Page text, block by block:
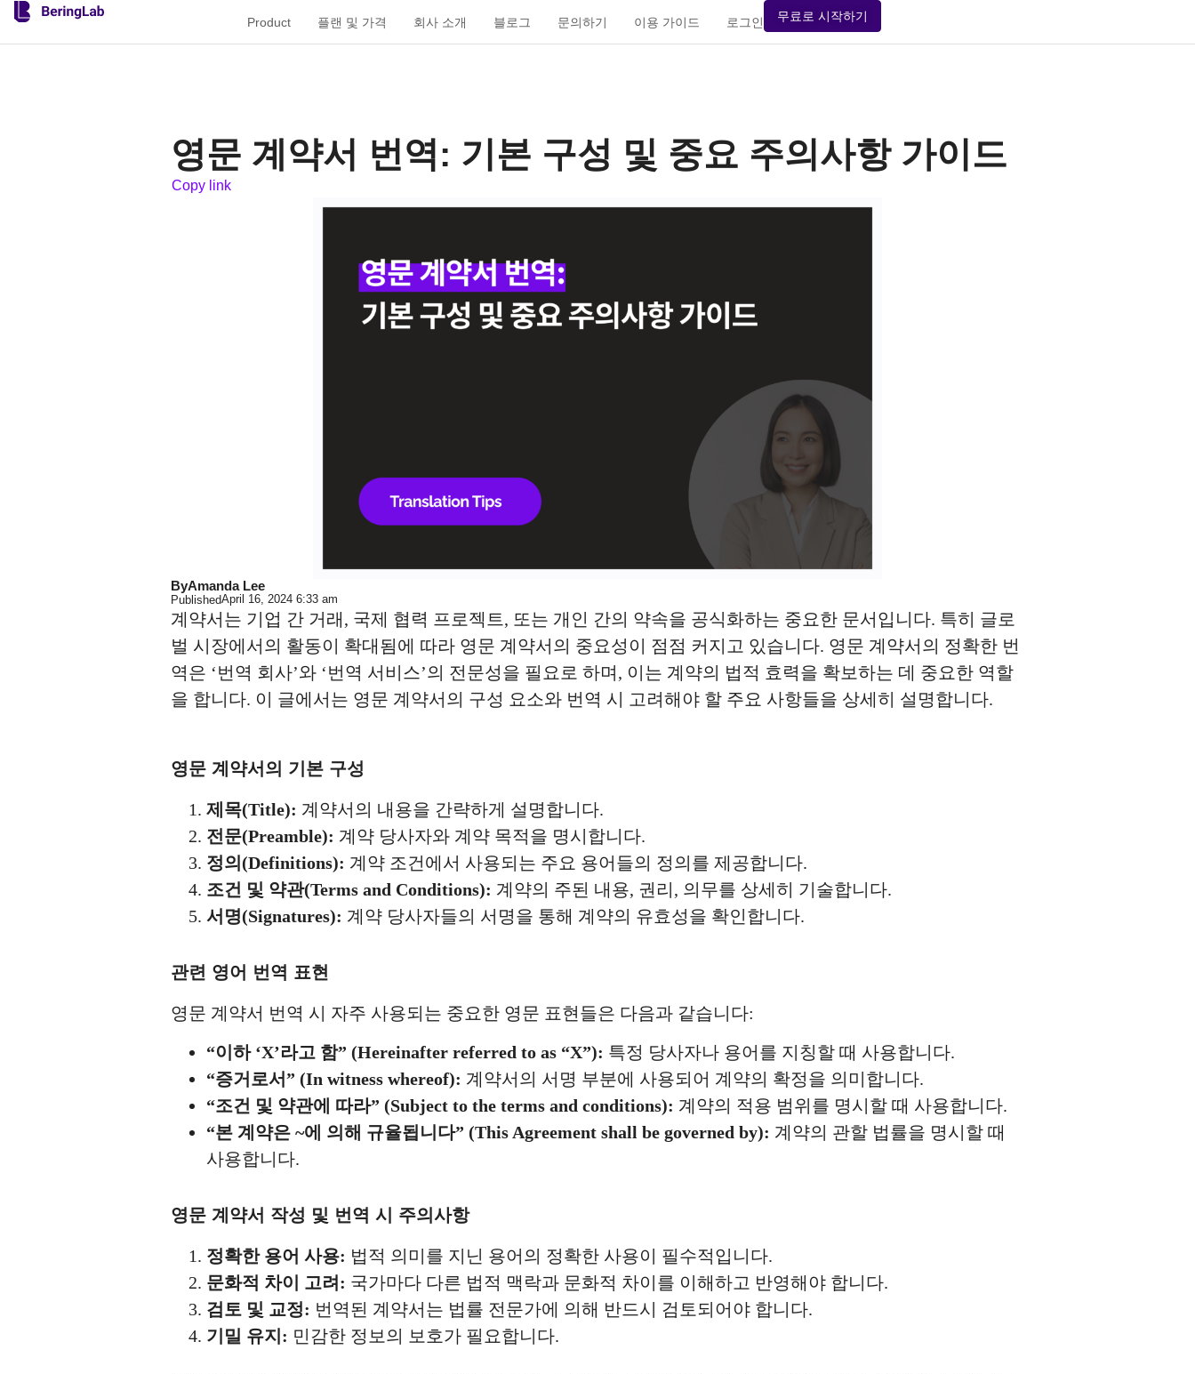
Product 플랜 및 가격 회사 소개 블로그 문의하기 이용 가이드 로그인 무료로 시작하기
영문 계약서 번역: 기본 구성 및 중요 주의사항 가이드
Copy link
ByAmanda Lee
PublishedApril 16, 2024 6:33 am
계약서는 기업 간 거래, 국제 협력 프로젝트, 또는 개인 간의 약속을 공식화하는 중요한 문서입니다. 특히 글로
벌 시장에서의 활동이 확대됨에 따라 영문 계약서의 중요성이 점점 커지고 있습니다. 영문 계약서의 정확한 번
역은 ‘번역 회사’와 ‘번역 서비스’의 전문성을 필요로 하며, 이는 계약의 법적 효력을 확보하는 데 중요한 역할
을 합니다. 이 글에서는 영문 계약서의 구성 요소와 번역 시 고려해야 할 주요 사항들을 상세히 설명합니다.
영문 계약서의 기본 구성
제목(Title): 계약서의 내용을 간략하게 설명합니다.
전문(Preamble): 계약 당사자와 계약 목적을 명시합니다.
정의(Definitions): 계약 조건에서 사용되는 주요 용어들의 정의를 제공합니다.
조건 및 약관(Terms and Conditions): 계약의 주된 내용, 권리, 의무를 상세히 기술합니다.
서명(Signatures): 계약 당사자들의 서명을 통해 계약의 유효성을 확인합니다.
관련 영어 번역 표현
영문 계약서 번역 시 자주 사용되는 중요한 영문 표현들은 다음과 같습니다:
“이하 ‘X’라고 함” (Hereinafter referred to as “X”): 특정 당사자나 용어를 지칭할 때 사용합니다.
“증거로서” (In witness whereof): 계약서의 서명 부분에 사용되어 계약의 확정을 의미합니다.
“조건 및 약관에 따라” (Subject to the terms and conditions): 계약의 적용 범위를 명시할 때 사용합니다.
“본 계약은 ~에 의해 규율됩니다” (This Agreement shall be governed by): 계약의 관할 법률을 명시할 때
사용합니다.
영문 계약서 작성 및 번역 시 주의사항
정확한 용어 사용: 법적 의미를 지닌 용어의 정확한 사용이 필수적입니다.
문화적 차이 고려: 국가마다 다른 법적 맥락과 문화적 차이를 이해하고 반영해야 합니다.
검토 및 교정: 번역된 계약서는 법률 전문가에 의해 반드시 검토되어야 합니다.
기밀 유지: 민감한 정보의 보호가 필요합니다.